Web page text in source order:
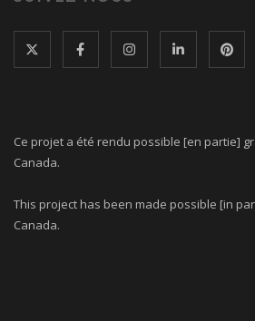
Ce projet a été rendu possible [en partie]
Canada.
This project has been made possible [in
Canada.